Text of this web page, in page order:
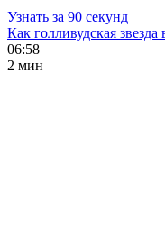
Узнать за 90 секунд
Как голливудская
06:58
2 мин